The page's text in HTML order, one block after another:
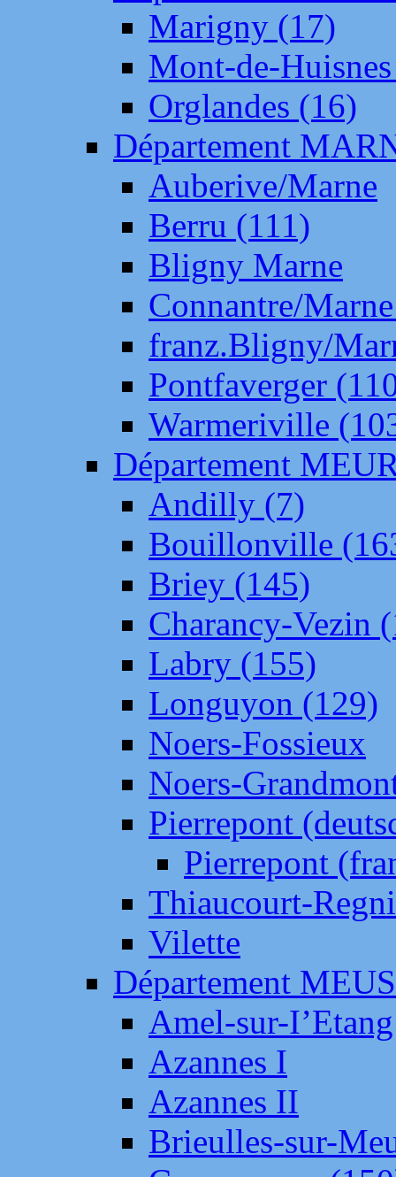
Marigny (17)
Mont-de-
Orglandes (16)
Département
Auberive/Marne
Berru (111)
Bligny Marne
Connantre/
franz.Bligny/
Pontfaverger
Warmeriville
Département
Andilly (7)
Bouillonville
Briey (145)
Charancy-Vezin
Labry (155)
Longuyon (129)
Noers-Fossieux
Noers-
Pierrepont
Pierrepont
Thiaucourt-
Vilette
Département
Amel-sur-
Azannes I
Azannes II
Brieulles-sur-